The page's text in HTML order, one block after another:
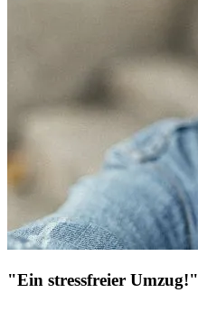
"Ein stressfreier Umzug!"